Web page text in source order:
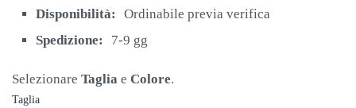
era:
è:
Disponibilità:
Ordinabile previa verifica
Spedizione:
7-9 gg
Selezionare Taglia e Colore.
Taglia